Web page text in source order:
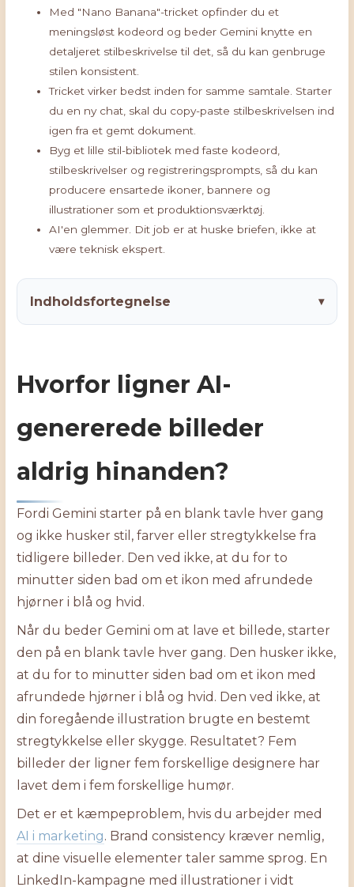
Med "Nano Banana"-tricket opfinder du et
meningsløst kodeord og beder Gemini knytte en
detaljeret stilbeskrivelse til det, så du kan genbruge
stilen konsistent.
Tricket virker bedst inden for samme samtale. Starter
du en ny chat, skal du copy-paste stilbeskrivelsen ind
igen fra et gemt dokument.
Byg et lille stil-bibliotek med faste kodeord,
stilbeskrivelser og registreringsprompts, så du kan
producere ensartede ikoner, bannere og
illustrationer som et produktionsværktøj.
AI'en glemmer. Dit job er at huske briefen, ikke at
være teknisk ekspert.
Indholdsfortegnelse ▾
Hvorfor ligner AI-
genererede billeder
aldrig hinanden?
Fordi Gemini starter på en blank tavle hver gang
og ikke husker stil, farver eller stregtykkelse fra
tidligere billeder. Den ved ikke, at du for to
minutter siden bad om et ikon med afrundede
hjørner i blå og hvid.
Når du beder Gemini om at lave et billede, starter
den på en blank tavle hver gang. Den husker ikke,
at du for to minutter siden bad om et ikon med
afrundede hjørner i blå og hvid. Den ved ikke, at
din foregående illustration brugte en bestemt
stregtykkelse eller skygge. Resultatet? Fem
billeder der ligner fem forskellige designere har
lavet dem i fem forskellige humør.
Det er et kæmpeproblem, hvis du arbejder med
AI i marketing. Brand consistency kræver nemlig,
at dine visuelle elementer taler samme sprog. En
LinkedIn-kampagne med illustrationer i vidt